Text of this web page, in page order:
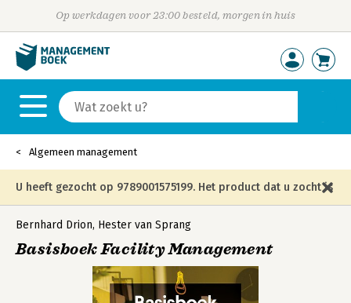
Op werkdagen voor 23:00 besteld, morgen in huis
Algemeen management
U heeft gezocht op 9789001575199. Het product dat u zocht is
niet meer in die editie leverbaar en is vervangen door de
onderstaande editie.
Bernhard Drion, Hester van Sprang
Basisboek Facility Management